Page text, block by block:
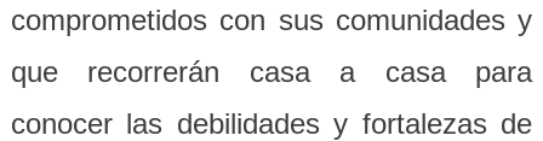
comprometidos con sus comunidades y
que recorrerán casa a casa para
conocer las debilidades y fortalezas de